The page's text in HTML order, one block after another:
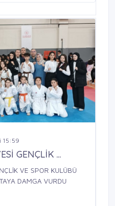
15:59
GENÇLİK ...
VE SPOR KULÜBÜ
DAMGA VURDU